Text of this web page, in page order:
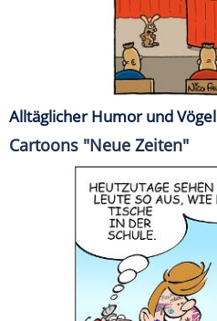
Alltäglicher Humor und Vögel
Cartoons "Neue Zeiten"